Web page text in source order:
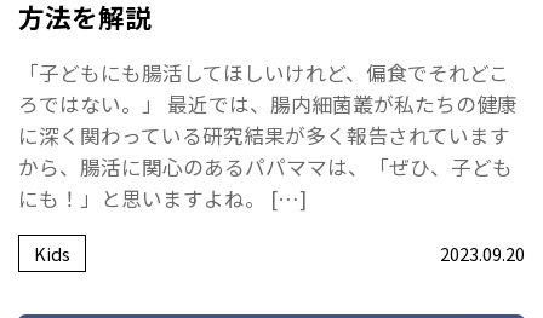
方法を解説
「子どもにも腸活してほしいけれど、偏食でそれどこ
ろではない。」 最近では、腸内細菌叢が私たちの健康
に深く関わっている研究結果が多く報告されています
から、腸活に関心のあるパパママは、「ぜひ、子ども
にも！」と思いますよね。 […]
Kids 2023.09.20